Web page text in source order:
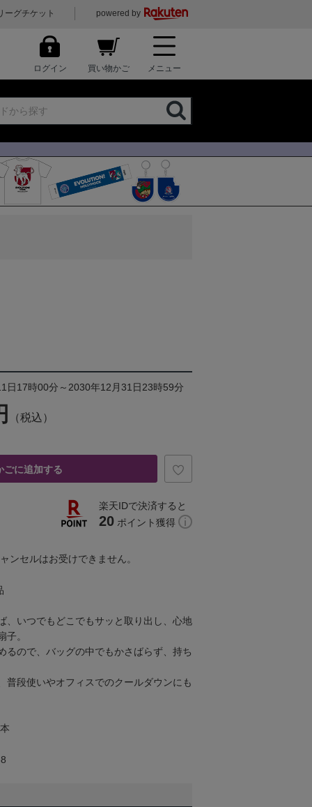
ーグチケット powered by
ログイン 買い物かご メニュー
日17時00分～2030年12月31日23時59分
（税込）
ごに追加する
楽天IDで決済すると
20 ポイント獲得
ンセルはお受けできません。
、いつでもどこでもサッと取り出し、心地
子。
るので、バッグの中でもかさばらず、持ち
普段使いやオフィスでのクールダウンにも